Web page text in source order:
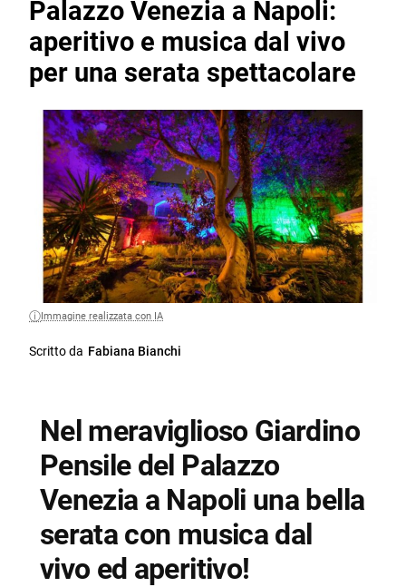
Palazzo Venezia a Napoli:
aperitivo e musica dal vivo
per una serata spettacolare
Immagine realizzata con IA
Scritto da Fabiana Bianchi
Nel meraviglioso Giardino
Pensile del Palazzo
Venezia a Napoli una bella
serata con musica dal
vivo ed aperitivo!